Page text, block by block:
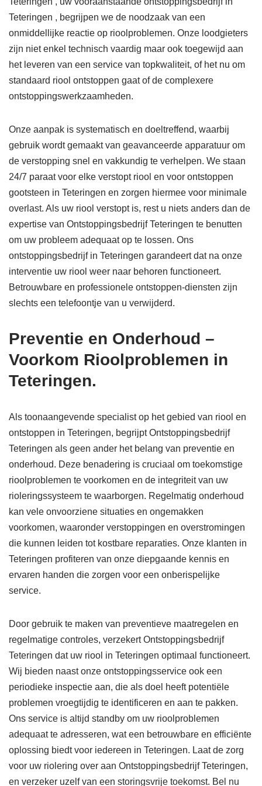
Teteringen , begrijpen we de noodzaak van een
onmiddellijke reactie op rioolproblemen. Onze loodgieters
zijn niet enkel technisch vaardig maar ook toegewijd aan
het leveren van een service van topkwaliteit, of het nu om
standaard riool ontstoppen gaat of de complexere
ontstoppingswerkzaamheden.
Onze aanpak is systematisch en doeltreffend, waarbij
gebruik wordt gemaakt van geavanceerde apparatuur om
de verstopping snel en vakkundig te verhelpen. We staan
24/7 paraat voor elke verstopt riool en voor ontstoppen
gootsteen in Teteringen en zorgen hiermee voor minimale
overlast. Als uw riool verstopt is, rest u niets anders dan de
expertise van Ontstoppingsbedrijf Teteringen te benutten
om uw probleem adequaat op te lossen. Ons
ontstoppingsbedrijf in Teteringen garandeert dat na onze
interventie uw riool weer naar behoren functioneert.
Betrouwbare en professionele ontstoppen-diensten zijn
slechts een telefoontje van u verwijderd.
Preventie en Onderhoud –
Voorkom Rioolproblemen in
Teteringen.
Als toonaangevende specialist op het gebied van riool en
ontstoppen in Teteringen, begrijpt Ontstoppingsbedrijf
Teteringen als geen ander het belang van preventie en
onderhoud. Deze benadering is cruciaal om toekomstige
rioolproblemen te voorkomen en de integriteit van uw
rioleringssysteem te waarborgen. Regelmatig onderhoud
kan vele onvoorziene situaties en ongemakken
voorkomen, waaronder verstoppingen en overstromingen
die kunnen leiden tot kostbare reparaties. Onze klanten in
Teteringen profiteren van onze diepgaande kennis en
ervaren handen die zorgen voor een onberispelijke
service.
Door gebruik te maken van preventieve maatregelen en
regelmatige controles, verzekert Ontstoppingsbedrijf
Teteringen dat uw riool in Teteringen optimaal functioneert.
Wij bieden naast onze ontstoppingsservice ook een
periodieke inspectie aan, die als doel heeft potentiële
problemen vroegtijdig te identificeren en aan te pakken.
Ons service is altijd standby om uw rioolproblemen
adequaat te adresseren, wat een betrouwbare en efficiënte
oplossing biedt voor iedereen in Teteringen. Laat de zorg
voor uw riolering over aan Ontstoppingsbedrijf Teteringen,
en verzeker uzelf van een storingsvrije toekomst. Bel nu